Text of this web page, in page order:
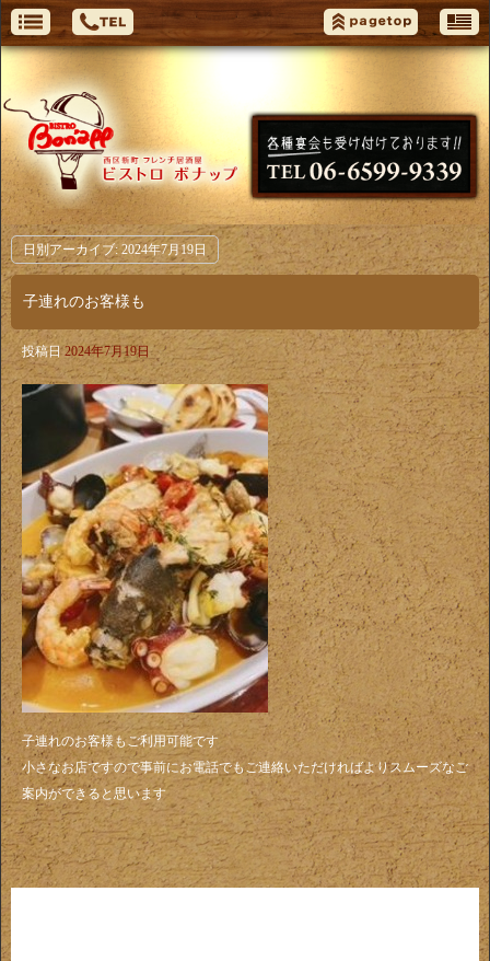
日別アーカイブ: 2024年7月19日
子連れのお客様も
投稿日 2024年7月19日
子連れのお客様もご利用可能です
小さなお店ですので事前にお電話でもご連絡いただければよりスムーズなご
案内ができると思います